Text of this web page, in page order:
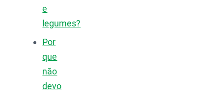
e
legumes?
Por
que
não
devo